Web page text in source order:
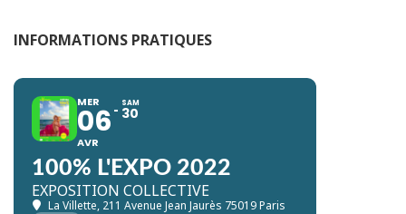
INFORMATIONS PRATIQUES
MER
06
AVR
SAM
30
100% L'EXPO 2022
EXPOSITION COLLECTIVE
La Villette, 211 Avenue Jean Jaurès 75019 Paris